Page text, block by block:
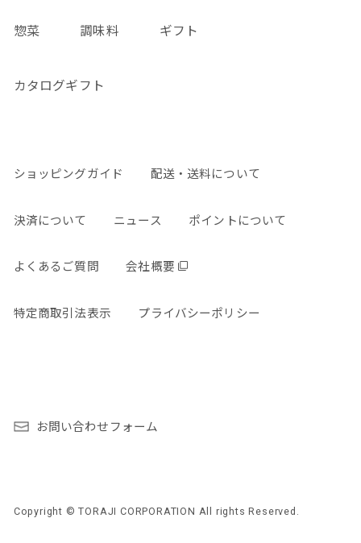
惣菜 調味料 ギフト
カタログギフト
ショッピングガイド 配送・送料について
決済について ニュース ポイントについて
よくあるご質問 会社概要
特定商取引法表示 プライバシーポリシー
お問い合わせフォーム
Copyright © TORAJI CORPORATION All rights Reserved.